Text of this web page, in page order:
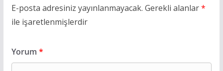
E-posta adresiniz yayınlanmayacak. Gerekli alanlar*
ile işaretlenmişlerdir
Yorum *